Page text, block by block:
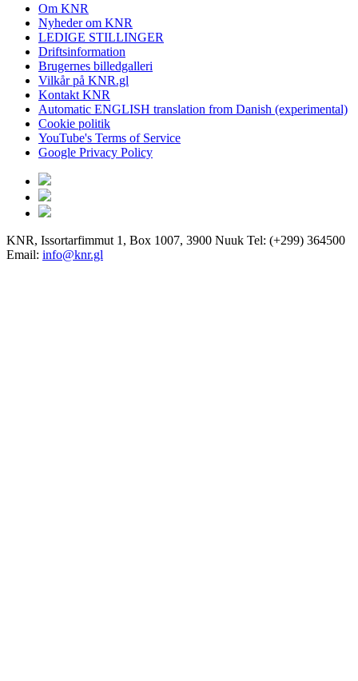
Om KNR
Nyheder om KNR
LEDIGE STILLINGER
Driftsinformation
Brugernes billedgalleri
Vilkår på KNR.gl
Kontakt KNR
Automatic ENGLISH translation from Danish (experimental)
Cookie politik
YouTube's Terms of Service
Google Privacy Policy
KNR, Issortarfimmut 1, Box 1007, 3900 Nuuk Tel: (+299) 364500
Email: info@knr.gl